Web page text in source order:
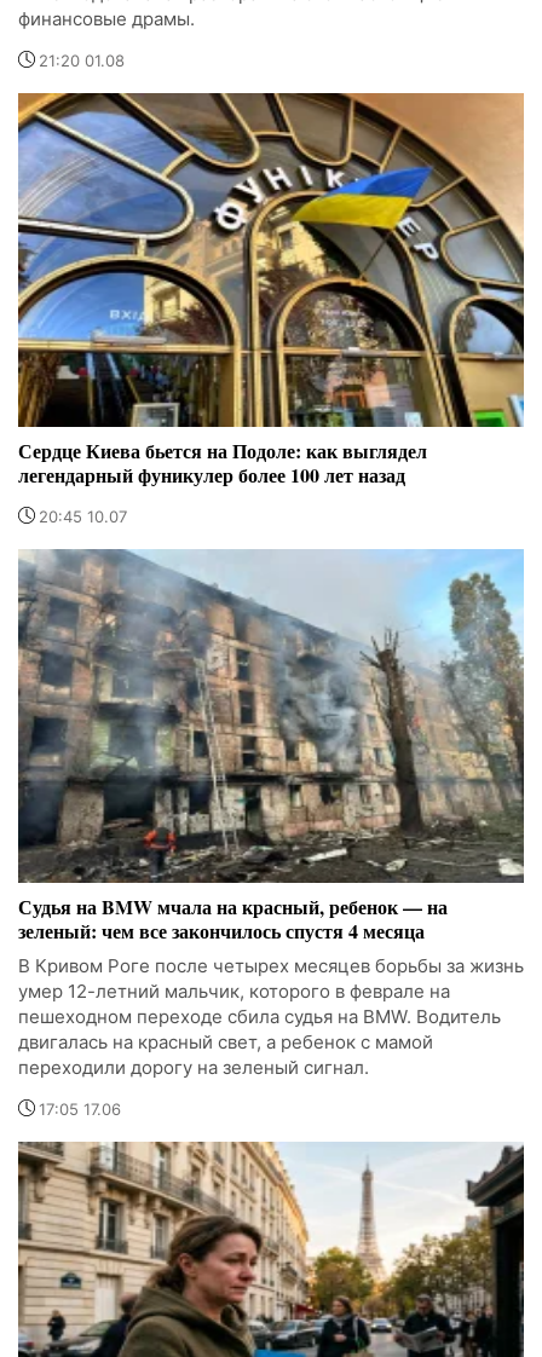
финансовые драмы.
21:20 01.08
Сердце Киева бьется на Подоле: как выглядел
легендарный фуникулер более 100 лет назад
20:45 10.07
Судья на BMW мчала на красный, ребенок — на
зеленый: чем все закончилось спустя 4 месяца
В Кривом Роге после четырех месяцев борьбы за жизнь
умер 12-летний мальчик, которого в феврале на
пешеходном переходе сбила судья на BMW. Водитель
двигалась на красный свет, а ребенок с мамой
переходили дорогу на зеленый сигнал.
17:05 17.06